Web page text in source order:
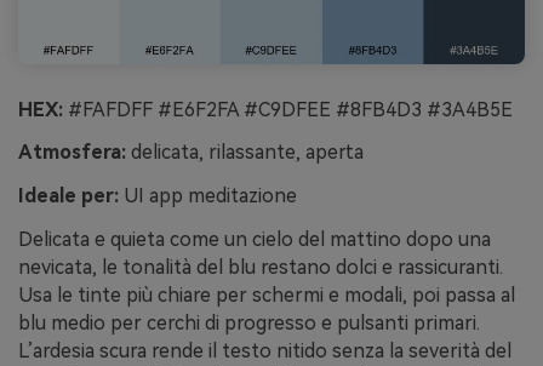
HEX: #FAFDFF #E6F2FA #C9DFEE #8FB4D3 #3A4B5E
Atmosfera: delicata, rilassante, aperta
Ideale per: UI app meditazione
Delicata e quieta come un cielo del mattino dopo una
nevicata, le tonalità del blu restano dolci e rassicuranti.
Usa le tinte più chiare per schermi e modali, poi passa al
blu medio per cerchi di progresso e pulsanti primari.
L’ardesia scura rende il testo nitido senza la severità del